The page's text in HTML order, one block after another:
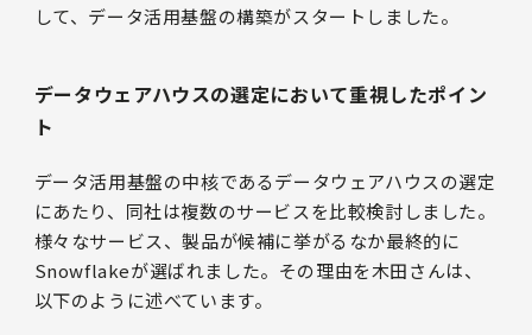
して、データ活用基盤の構築がスタートしました。
データウェアハウスの選定において重視したポイン
ト
データ活用基盤の中核であるデータウェアハウスの選定
にあたり、同社は複数のサービスを比較検討しました。
様々なサービス、製品が候補に挙がるなか最終的に
Snowflakeが選ばれました。その理由を木田さんは、
以下のように述べています。